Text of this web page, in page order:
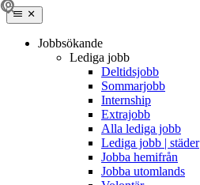
Jobbsökande
Lediga jobb
Deltidsjobb
Sommarjobb
Internship
Extrajobb
Alla lediga jobb
Lediga jobb | städer
Jobba hemifrån
Jobba utomlands